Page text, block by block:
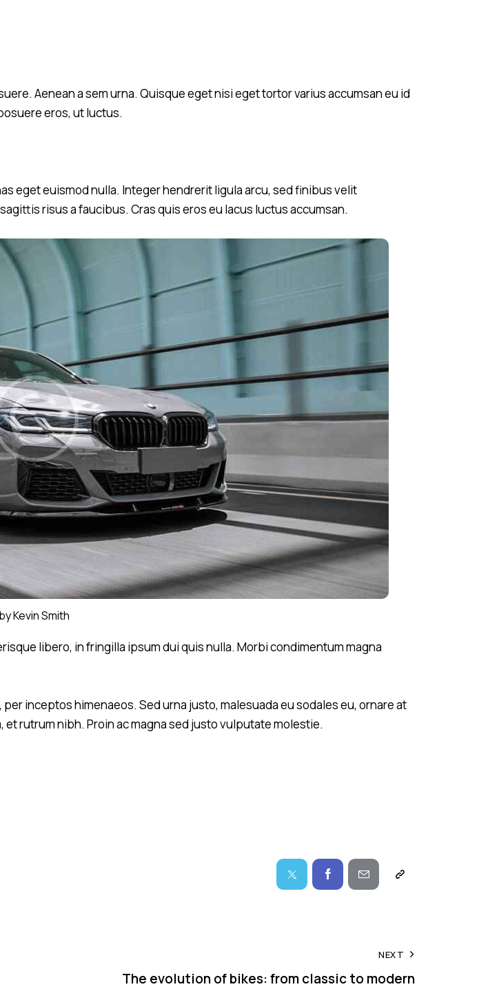
Aenean a sem urna. Quisque eget nisi eget tortor varius accumsan eu id
eros, ut luctus.
eget euismod nulla. Integer hendrerit ligula arcu, sed finibus velit
risus a faucibus. Cras quis eros eu lacus luctus accumsan.
Kevin Smith
libero, in fringilla ipsum dui quis nulla. Morbi condimentum magna
inceptos himenaeos. Sed urna justo, malesuada eu sodales eu, ornare at
rutrum nibh. Proin ac magna sed justo vulputate molestie.
NEXT
The evolution of bikes: from classic to modern